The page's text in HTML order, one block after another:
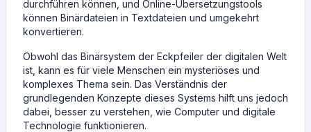
durchführen können, und Online-Übersetzungstools
können Binärdateien in Textdateien und umgekehrt
konvertieren.
Obwohl das Binärsystem der Eckpfeiler der digitalen Welt
ist, kann es für viele Menschen ein mysteriöses und
komplexes Thema sein. Das Verständnis der
grundlegenden Konzepte dieses Systems hilft uns jedoch
dabei, besser zu verstehen, wie Computer und digitale
Technologie funktionieren.